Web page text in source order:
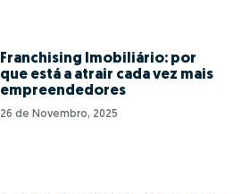
Franchising Imobiliário: por
que está a atrair cada vez mais
empreendedores
26 de Novembro, 2025